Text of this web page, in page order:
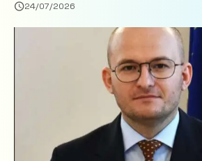
24/07/2026